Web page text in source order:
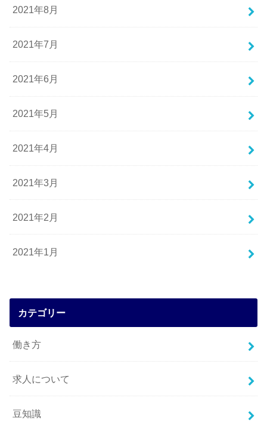
2021年8月
2021年7月
2021年6月
2021年5月
2021年4月
2021年3月
2021年2月
2021年1月
カテゴリー
働き方
求人について
豆知識